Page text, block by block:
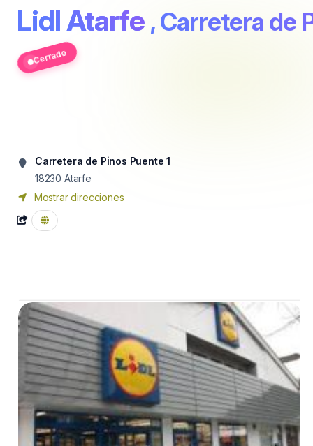
Lidl Atarfe , Carretera de
Cerrado
Carretera de Pinos Puente 1
18230 Atarfe
Mostrar direcciones